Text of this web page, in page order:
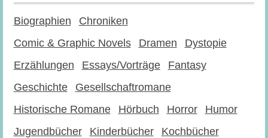
Biographien
Chroniken
Comic & Graphic Novels
Dramen
Dystopie
Erzählungen
Essays/Vorträge
Fantasy
Geschichte
Gesellschaftromane
Historische Romane
Hörbuch Horror
Humor
Jugendbücher
Kinderbücher
Kochbücher